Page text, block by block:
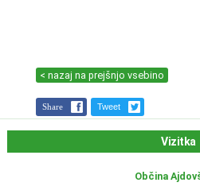
< nazaj na prejšnjo vsebino
Share Tweet
Vizitka
Občina